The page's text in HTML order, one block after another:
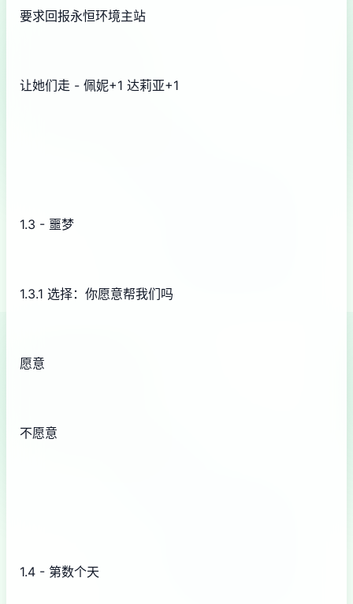
要求回报永恒环境主站
让她们走 - 佩妮+1 达莉亚+1
1.3 - 噩梦
1.3.1 选择：你愿意帮我们吗
愿意
不愿意
1.4 - 第数个天